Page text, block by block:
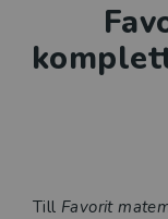
Till Favorit